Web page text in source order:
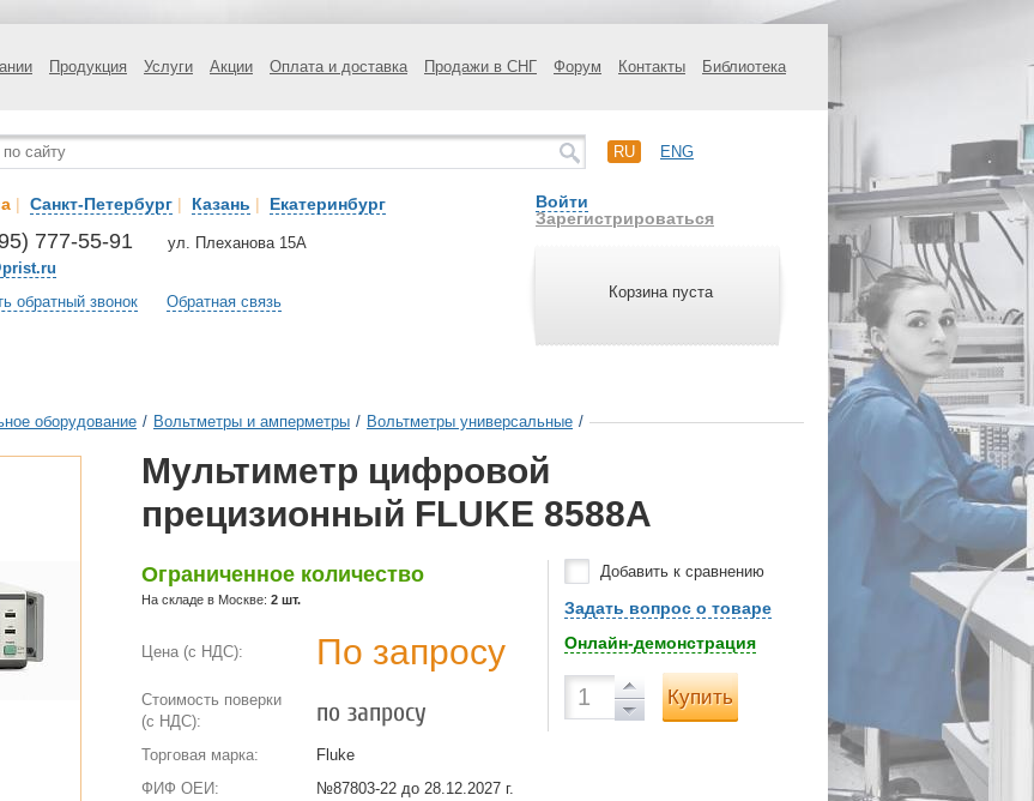
Продукция Услуги Акции Оплата и доставка Продажи в СНГ Форум Контакты Библиотека
RU ENG
| Санкт-Петербург | Казань | Екатеринбург
777-55-91 ул. Плеханова 15А
обратный звонок Обратная связь
Войти
Зарегистрироваться
Корзина пуста
оборудование / Вольтметры и амперметры / Вольтметры универсальные /
Мультиметр цифровой
прецизионный FLUKE 8588A
Ограниченное количество
На складе в Москве: 2 шт.
Цена (с НДС): По запросу
Стоимость поверки
(с НДС):
по запросу
Торговая марка:
Fluke
ФИФ ОЕИ:
№87803-22 до 28.12.2027 г.
Добавить к сравнению
Задать вопрос о товаре
Онлайн-демонстрация
Купить